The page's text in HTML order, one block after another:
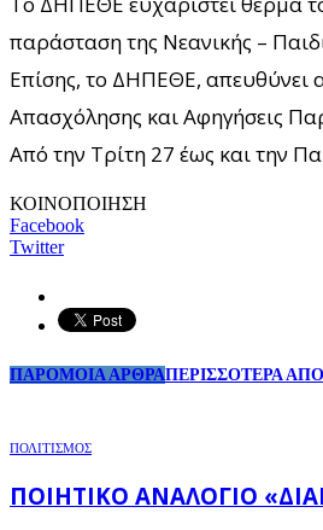
παράσταση της Νεανικής –
Επίσης, το ΔΗΠΕΘΕ, απευθύνει
Απασχόλησης και Αφηγήσεις
Από την Τρίτη 27 έως και την
ΚΟΙΝΟΠΟΙΗΣΗ
Facebook
Twitter
ΠΑΡΟΜΟΙΑ ΑΡΘΡΑΠΕΡΙΣΣΟΤΕΡΑ
ΠΟΛΙΤΙΣΜΟΣ
ΠΟΙΗΤΙΚΌ ΑΝΑΛΌΓΙΟ